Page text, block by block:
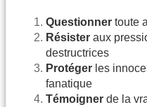
Questionner toute
Résister aux
destructrices
Protéger les
fanatique
Témoigner de la